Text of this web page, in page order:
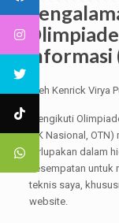
Informasi
Oleh Kenrick Virya
Mengikuti
TIK Nasional,
terlupakan dalam
kesempatan
teknis saya,
website.